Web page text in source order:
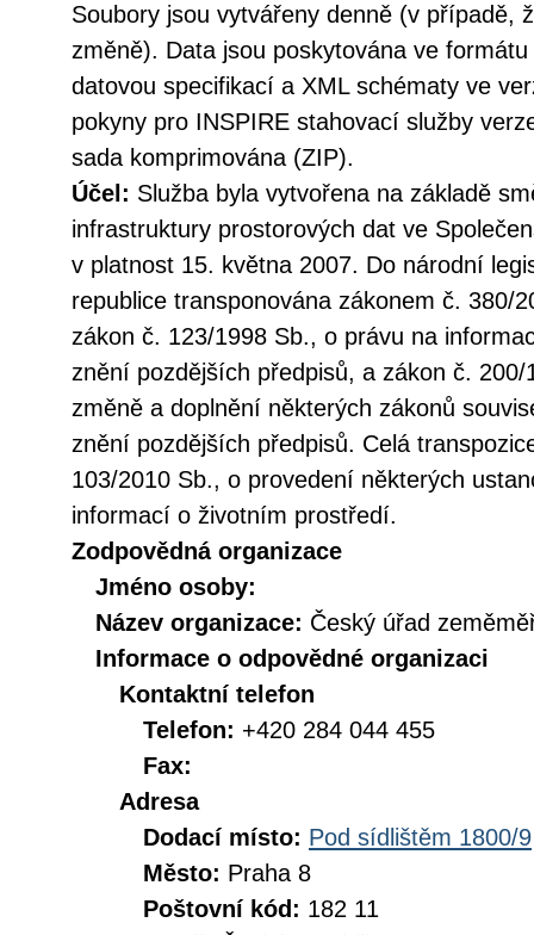
Soubory jsou vytvářeny denně (v případě,
změně). Data jsou poskytována ve
datovou specifikací a XML schématy ve
pokyny pro INSPIRE stahovací služby
sada komprimována (ZIP).
Účel: Služba byla vytvořena na základě
infrastruktury prostorových dat ve
v platnost 15. května 2007. Do národní
republice transponována zákonem č. 380/
zákon č. 123/1998 Sb., o právu na
znění pozdějších předpisů, a zákon č.
změně a doplnění některých zákonů
znění pozdějších předpisů. Celá
103/2010 Sb., o provedení některých
informací o životním prostředí.
Zodpovědná organizace
Jméno osoby:
Název organizace: Český úřad
Informace o odpovědné organizaci
Kontaktní telefon
Telefon: +420 284 044 455
Fax:
Adresa
Dodací místo: Pod sídlištěm 1800/9
Město: Praha 8
Poštovní kód: 182 11